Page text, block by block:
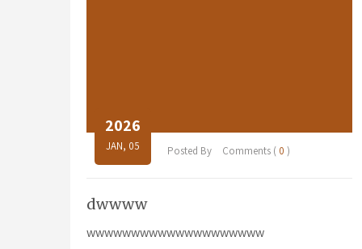
2026
JAN, 05 Posted By Comments ( 0 )
dwwww
wwwwwwwwwwwwwwwwwwww